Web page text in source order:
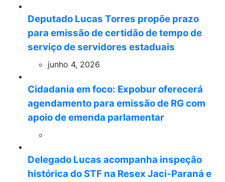
Deputado Lucas Torres propõe prazo
para emissão de certidão de tempo de
serviço de servidores estaduais
junho 4, 2026
Cidadania em foco: Expobur oferecerá
agendamento para emissão de RG com
apoio de emenda parlamentar
Delegado Lucas acompanha inspeção
histórica do STF na Resex Jaci-Paraná e